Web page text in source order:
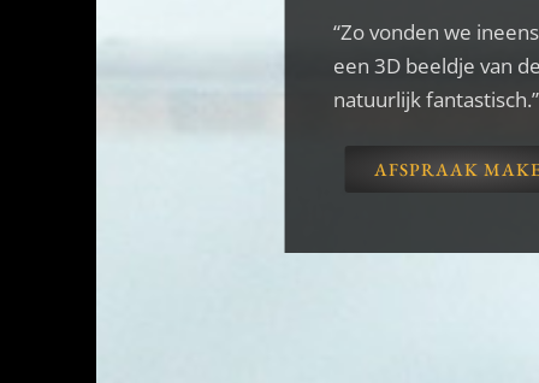
“Zo vonden we
een 3D beeldje van
natuurlijk fantastisch.”
AFSPRAAK